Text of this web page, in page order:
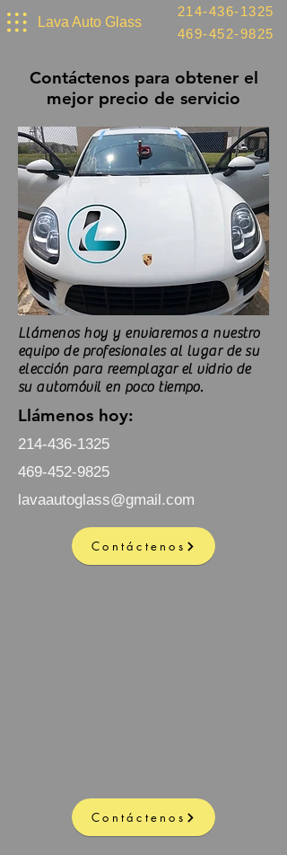
Lava Auto Glass
214-436-1325
469-452-9825
Contáctenos para obtener el
mejor precio de servicio
Llámenos hoy y enviaremos a nuestro
equipo de profesionales al lugar de su
elección para reemplazar el vidrio de
su automóvil en poco tiempo.
Llámenos hoy:
214-436-1325
469-452-9825
lavaautoglass@gmail.com
Contáctenos
Contáctenos